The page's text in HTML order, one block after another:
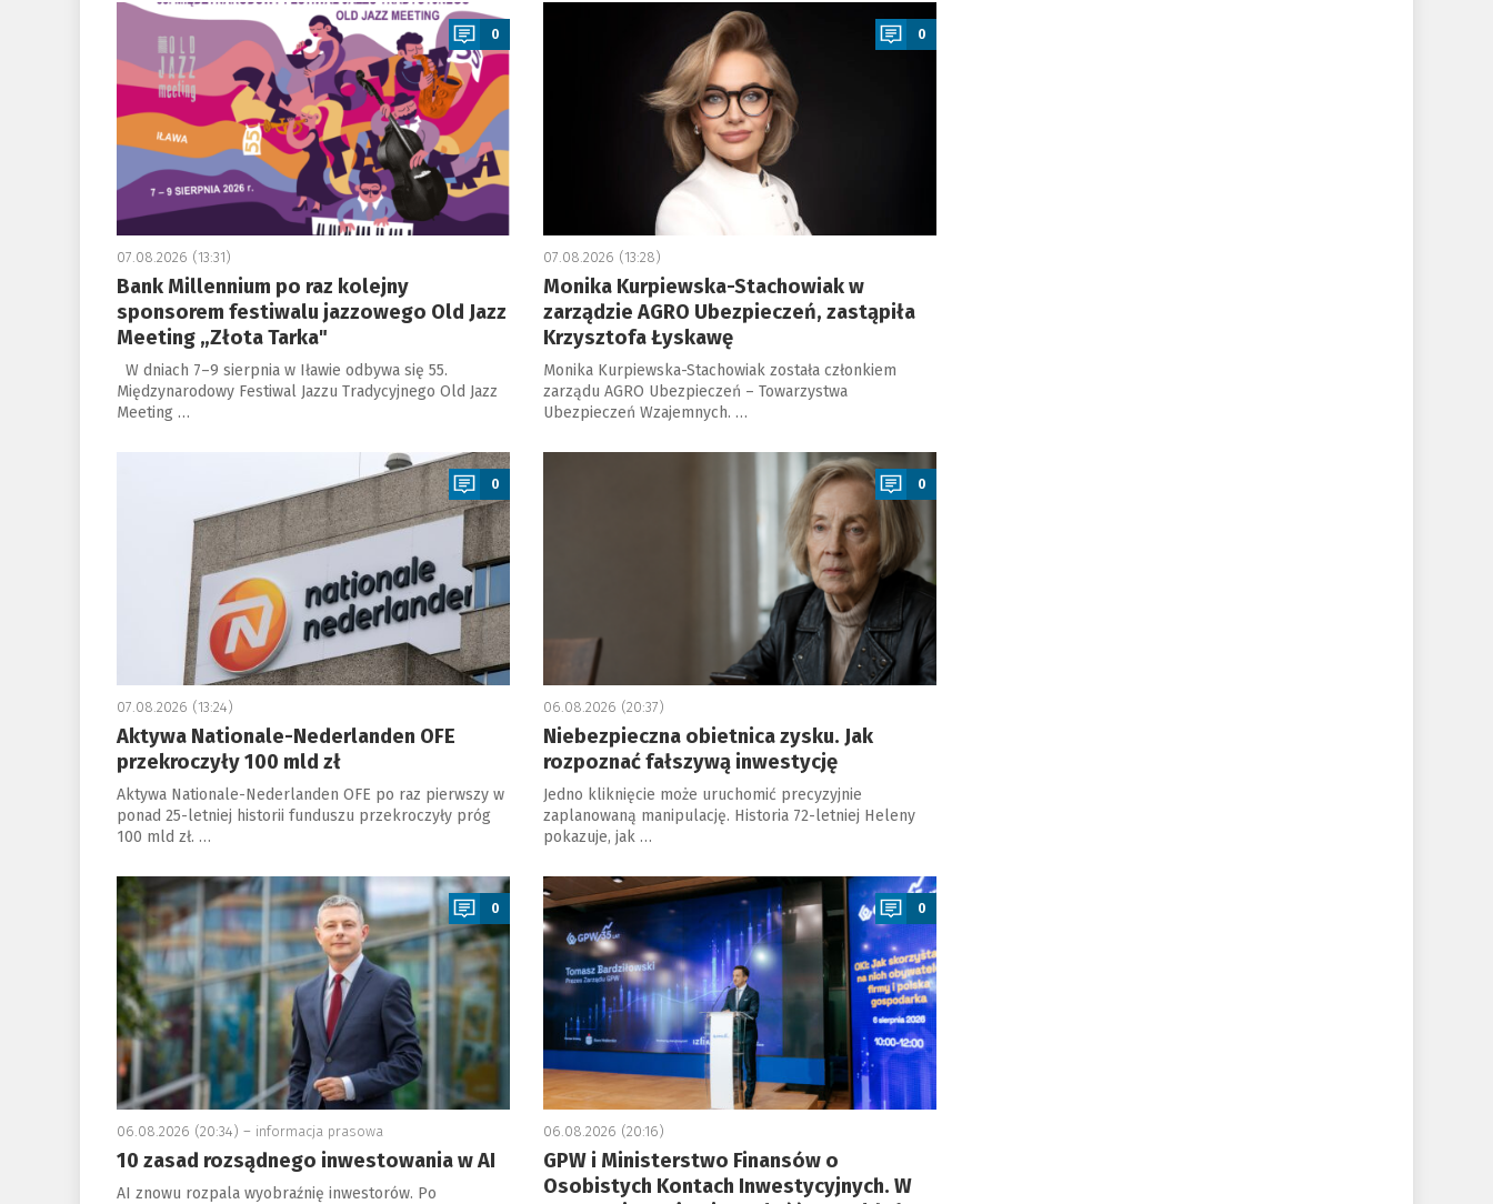
0
07.08.2026 (13:31)
Bank Millennium po raz kolejny
sponsorem festiwalu jazzowego Old Jazz
Meeting „Złota Tarka"
W dniach 7–9 sierpnia w Iławie odbywa się 55.
Międzynarodowy Festiwal Jazzu Tradycyjnego Old Jazz
Meeting …
0
07.08.2026 (13:28)
Monika Kurpiewska-Stachowiak w
zarządzie AGRO Ubezpieczeń, zastąpiła
Krzysztofa Łyskawę
Monika Kurpiewska-Stachowiak została członkiem
zarządu AGRO Ubezpieczeń – Towarzystwa
Ubezpieczeń Wzajemnych. …
0
07.08.2026 (13:24)
Aktywa Nationale-Nederlanden OFE
przekroczyły 100 mld zł
Aktywa Nationale-Nederlanden OFE po raz pierwszy w
ponad 25-letniej historii funduszu przekroczyły próg
100 mld zł. …
a
0
06.08.2026 (20:37)
Niebezpieczna obietnica zysku. Jak
rozpoznać fałszywą inwestycję
Jedno kliknięcie może uruchomić precyzyjnie
zaplanowaną manipulację. Historia 72-letniej Heleny
pokazuje, jak …
a
0
06.08.2026 (20:34) – informacja prasowa
10 zasad rozsądnego inwestowania w AI
AI znowu rozpala wyobraźnię inwestorów. Po
a
0
06.08.2026 (20:16)
GPW i Ministerstwo Finansów o
Osobistych Kontach Inwestycyjnych. W